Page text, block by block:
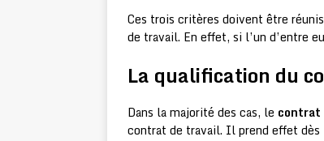
Ces trois critères doivent être
de travail. En effet, si l’un d’entre
La qualification du
Dans la majorité des cas, le contrat
contrat de travail. Il prend effet